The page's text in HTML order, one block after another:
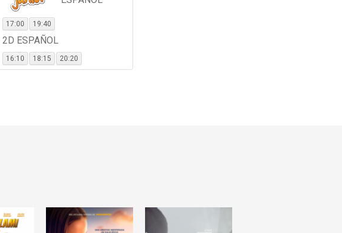
17:00 19:40
2D ESPAÑOL
16:10 18:15 20:20